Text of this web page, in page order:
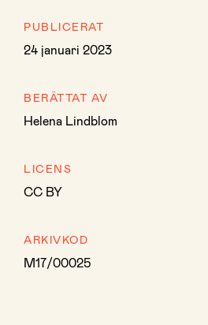
PUBLICERAT
24 januari 2023
BERÄTTAT AV
Helena Lindblom
LICENS
CC BY
ARKIVKOD
M17/00025